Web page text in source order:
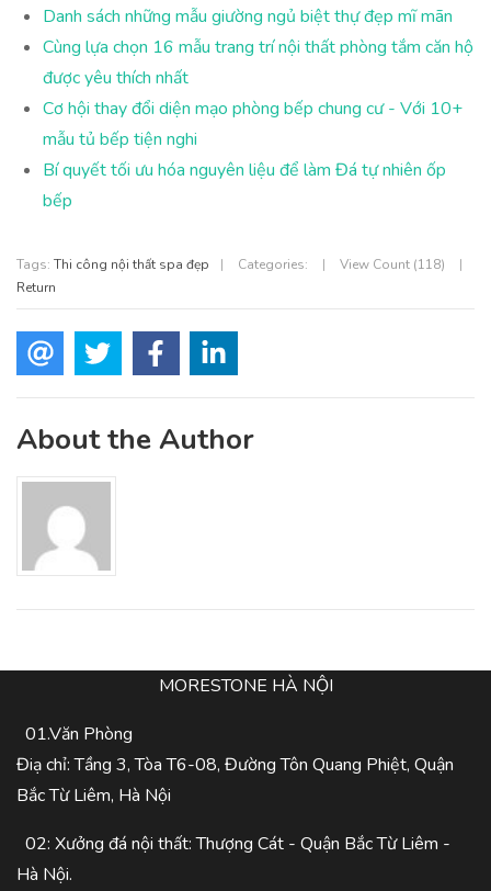
Danh sách những mẫu giường ngủ biệt thự đẹp mĩ mãn
Cùng lựa chọn 16 mẫu trang trí nội thất phòng tắm căn hộ
được yêu thích nhất
Cơ hội thay đổi diện mạo phòng bếp chung cư - Với 10+
mẫu tủ bếp tiện nghi
Bí quyết tối ưu hóa nguyên liệu để làm Đá tự nhiên ốp
bếp
Tags: Thi công nội thất spa đẹp | Categories: | View Count (118)
|
Return
About the Author
MORESTONE HÀ NỘI
01.Văn Phòng
Điạ chỉ: Tầng 3, Tòa T6-08, Đường Tôn Quang Phiệt, Quận
Bắc Từ Liêm, Hà Nội
02: Xưởng đá nội thất: Thượng Cát - Quận Bắc Từ Liêm -
Hà Nội.